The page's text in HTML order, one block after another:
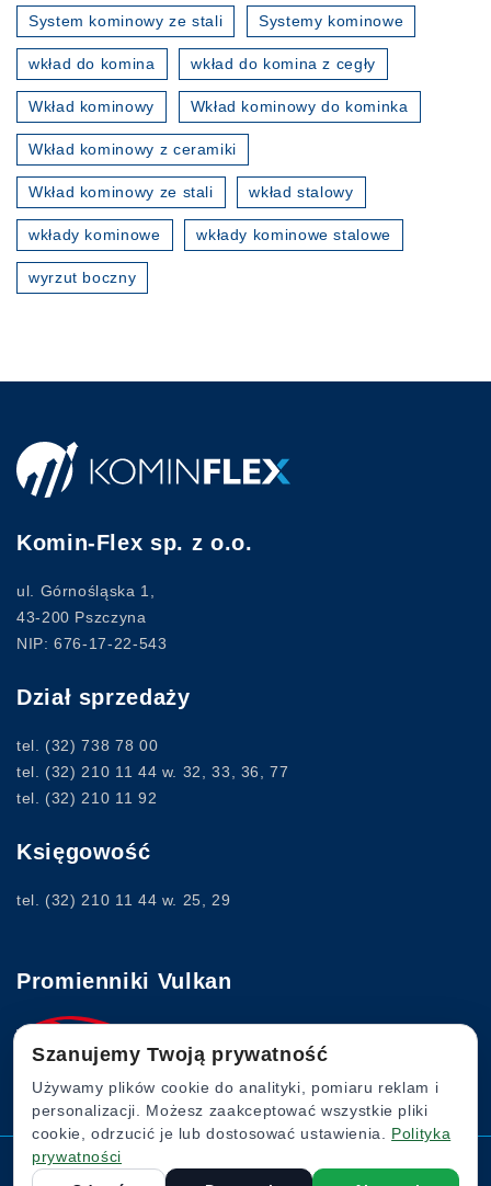
System kominowy ze stali Systemy kominowe
wkład do komina wkład do komina z cegły
Wkład kominowy Wkład kominowy do kominka
Wkład kominowy z ceramiki
Wkład kominowy ze stali wkład stalowy
wkłady kominowe wkłady kominowe stalowe
wyrzut boczny
Komin-Flex sp. z o.o.
ul. Górnośląska 1,
43-200 Pszczyna
NIP: 676-17-22-543
Dział sprzedaży
tel. (32) 738 78 00
tel. (32) 210 11 44 w. 32, 33, 36, 77
tel. (32) 210 11 92
Księgowość
tel. (32) 210 11 44 w. 25, 29
Promienniki Vulkan
www.vulkan.com.pl
Komin Flex © 2022. Wszystkie prawa zastrzeżone.
Szanujemy Twoją prywatność
Używamy plików cookie do analityki, pomiaru reklam i
personalizacji. Możesz zaakceptować wszystkie pliki
cookie, odrzucić je lub dostosować ustawienia. Polityka
prywatności